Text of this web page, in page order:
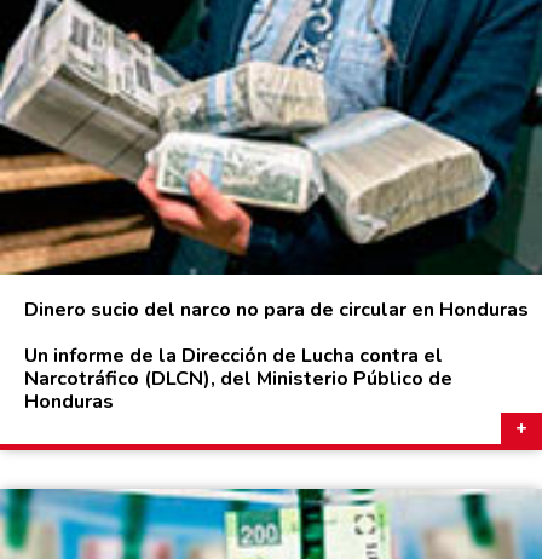
Dinero sucio del narco no para de circular en Honduras
Un informe de la Dirección de Lucha contra el
Narcotráfico (DLCN), del Ministerio Público de
Honduras